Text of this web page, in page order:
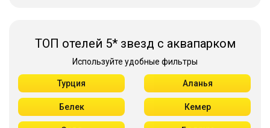
ТОП отелей 5* звезд с аквапарком
Используйте удобные фильтры
Турция Аланья
Белек Кемер